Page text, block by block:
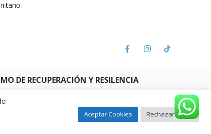
DE RECUPERACIÓN Y RESILENCIA
Aceptar Cookies Rechazar todas